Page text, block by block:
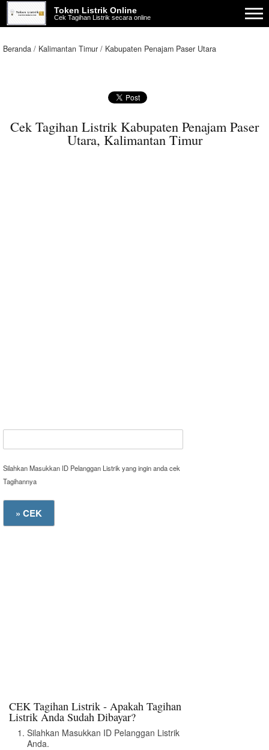
Token Listrik Online
Cek Tagihan Listrik secara online
Beranda Kalimantan Timur Kabupaten Penajam Paser Utara
Cek Tagihan Listrik Kabupaten Penajam Paser
Utara, Kalimantan Timur
Silahkan Masukkan ID Pelanggan Listrik yang ingin anda cek
Tagihannya
CEK Tagihan Listrik - Apakah Tagihan
Listrik Anda Sudah Dibayar?
Silahkan Masukkan ID Pelanggan Listrik
Anda.